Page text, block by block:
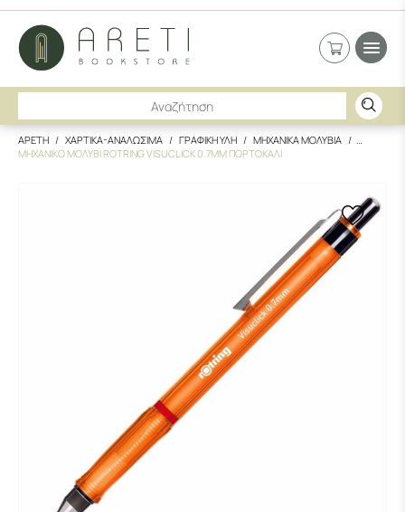
ΑΡΕΤΗ ΧΑΡΤΙΚΑ-ΑΝΑΛΩΣΙΜΑ ΓΡΑΦΙΚΗ ΥΛΗ
ΜΗΧΑΝΙΚΑ ΜΟΛΥΒΙΑ
ΜΗΧΑΝΙΚΟ ΜΟΛΥΒΙ ROTRING VISUCLICK 0.7MM ΠΟΡΤΟΚΑΛΙ